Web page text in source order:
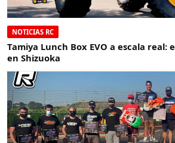
NOTICIAS RC
Tamiya Lunch Box EVO a escala real:
en Shizuoka